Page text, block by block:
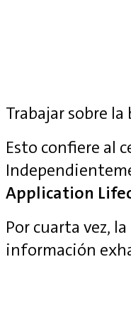
Trabajar sobre
Esto confiere al
Application
Por cuarta vez,
información